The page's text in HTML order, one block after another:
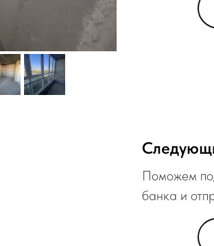
Поможем
банка и